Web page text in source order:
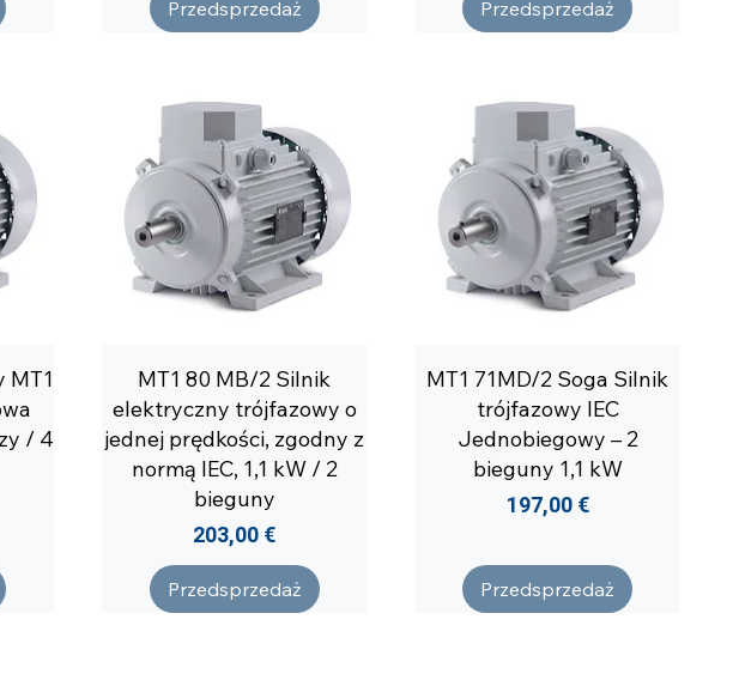
Przedsprzedaż Przedsprzedaż
MT1
/ 4
MT1 80 MB/2 Silnik
elektryczny trójfazowy o
jednej prędkości, zgodny z
normą IEC, 1,1 kW / 2
bieguny
Cena
203,00 €
Przedsprzedaż
MT1 71MD/2 Soga Silnik
trójfazowy IEC
Jednobiegowy – 2
bieguny 1,1 kW
Cena
197,00 €
Przedsprzedaż